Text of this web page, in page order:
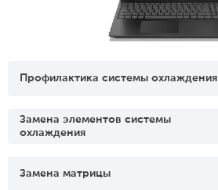
Профилактика системы охлаждения
Замена элементов системы
охлаждения
Замена матрицы